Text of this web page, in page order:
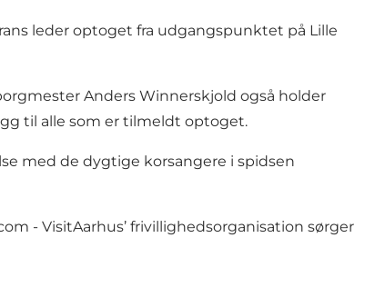
leder optoget fra udgangspunktet på Lille
Anders Winnerskjold også holder
til alle som er tilmeldt optoget.
med de dygtige korsangere i spidsen
- VisitAarhus’ frivillighedsorganisation sørger